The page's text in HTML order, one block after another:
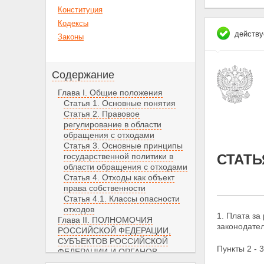
Конституция
Кодексы
Законы
Содержание
Глава I. Общие положения
Статья 1. Основные понятия
Статья 2. Правовое
регулирование в области
обращения с отходами
Статья 3. Основные принципы
государственной политики в
области обращения с отходами
Статья 4. Отходы как объект
права собственности
Статья 4.1. Классы опасности
отходов
Глава II. ПОЛНОМОЧИЯ
РОССИЙСКОЙ ФЕДЕРАЦИИ,
СУБЪЕКТОВ РОССИЙСКОЙ
ФЕДЕРАЦИИ И ОРГАНОВ
1. Плата за
Пункты 2 -